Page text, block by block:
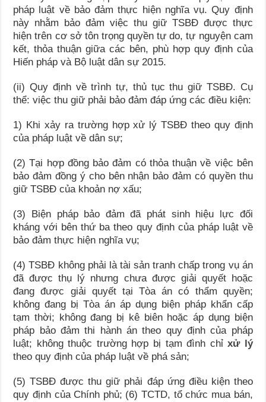
pháp luật về bảo đảm thực hiện nghĩa vụ. Quy định
này nhằm bảo đảm việc thu giữ TSBĐ được thực
hiện trên cơ sở tôn trọng quyền tự do, tự nguyện cam
kết, thỏa thuận giữa các bên, phù hợp quy định của
Hiến pháp và Bộ luật dân sự 2015.
(ii) Quy định về trình tự, thủ tục thu giữ TSBĐ. Cụ
thể: việc thu giữ phải bảo đảm đáp ứng các điều kiện:
1) Khi xảy ra trường hợp xử lý TSBĐ theo quy định
của pháp luật về dân sự;
(2) Tại hợp đồng bảo đảm có thỏa thuận về việc bên
bảo đảm đồng ý cho bên nhận bảo đảm có quyền thu
giữ TSBĐ của khoản nợ xấu;
(3) Biện pháp bảo đảm đã phát sinh hiệu lực đối
kháng với bên thứ ba theo quy định của pháp luật về
bảo đảm thực hiện nghĩa vụ;
(4) TSBĐ không phải là tài sản tranh chấp trong vụ án
đã được thụ lý nhưng chưa được giải quyết hoặc
đang được giải quyết tại Tòa án có thẩm quyền;
không đang bị Tòa án áp dụng biện pháp khẩn cấp
tạm thời; không đang bị kê biên hoặc áp dụng biện
pháp bảo đảm thi hành án theo quy định của pháp
luật; không thuộc trường hợp bị tạm đình chỉxử lý
theo quy định của pháp luật về phá sản;
(5) TSBĐ được thu giữ phải đáp ứng điều kiện theo
quy định của Chính phủ; (6) TCTD, tổ chức mua bán,